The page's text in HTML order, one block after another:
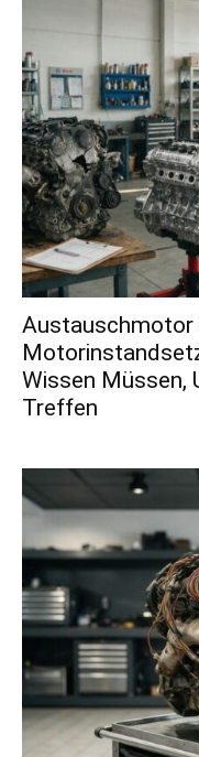
Austauschmotor
Wissen Müssen,
Treffen